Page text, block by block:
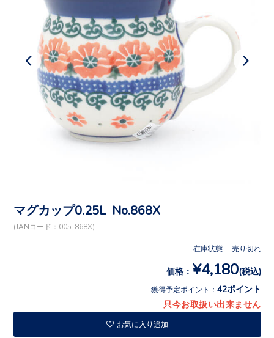
マグカップ0.25L No.868X
(JANコード：005-868X)
在庫状態 : 売り切れ
価格： ¥4,180(税込)
獲得予定ポイント： 42ポイント
只今お取扱い出来ません
お気に入り追加